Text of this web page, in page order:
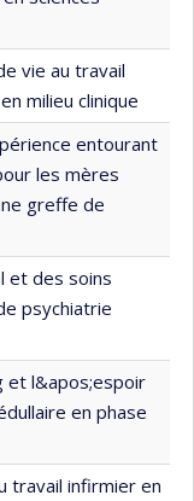
vie au travail
milieu clinique
entourant
les mères
greffe de
et des soins
psychiatrie
et l&apos;espoir
en phase
travail infirmier en